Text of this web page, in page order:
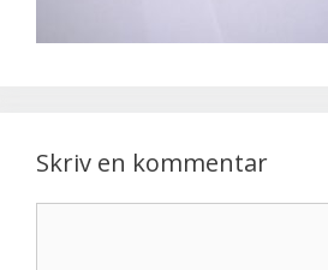
Skriv en kommentar